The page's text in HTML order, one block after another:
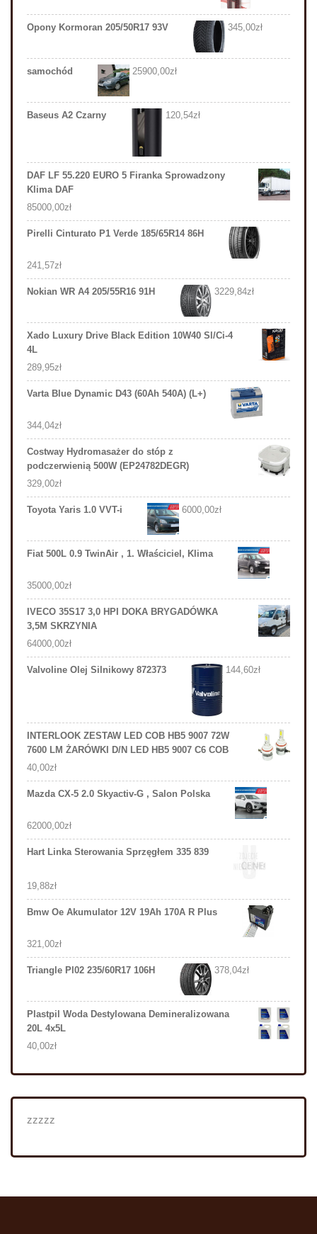
Opony Kormoran 205/50R17 93V 345,00zł
samochód 25900,00zł
Baseus A2 Czarny 120,54zł
DAF LF 55.220 EURO 5 Firanka Sprowadzony
Klima DAF
85000,00zł
Pirelli Cinturato P1 Verde 185/65R14 86H
241,57zł
Nokian WR A4 205/55R16 91H 3229,84zł
Xado Luxury Drive Black Edition 10W40 Sl/Ci-4
4L
289,95zł
Varta Blue Dynamic D43 (60Ah 540A) (L+)
344,04zł
Costway Hydromasażer do stóp z
podczerwienią 500W (EP24782DEGR)
329,00zł
Toyota Yaris 1.0 VVT-i 6000,00zł
Fiat 500L 0.9 TwinAir , 1. Właściciel, Klima
35000,00zł
IVECO 35S17 3,0 HPI DOKA BRYGADÓWKA
3,5M SKRZYNIA
64000,00zł
Valvoline Olej Silnikowy 872373 144,60zł
INTERLOOK ZESTAW LED COB HB5 9007 72W
7600 LM ŻARÓWKI D/N LED HB5 9007 C6 COB
40,00zł
Mazda CX-5 2.0 Skyactiv-G , Salon Polska
62000,00zł
Hart Linka Sterowania Sprzęgłem 335 839
19,88zł
Bmw Oe Akumulator 12V 19Ah 170A R Plus
321,00zł
Triangle Pl02 235/60R17 106H 378,04zł
Plastpil Woda Destylowana Demineralizowana
20L 4x5L
40,00zł
zzzzz